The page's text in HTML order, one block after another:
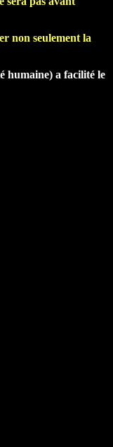
non seulement la
humaine) a facilité le